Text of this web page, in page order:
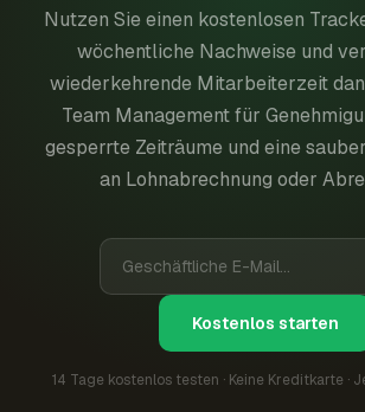
Nutzen Sie einen kostenlosen
wöchentliche Nachweise und
wiederkehrende Mitarbeiterzeit
Team Management für
gesperrte Zeiträume und eine
an Lohnabrechnung oder
Kostenlos starten
14 Tage kostenlos testen · Keine Kreditkarte ·